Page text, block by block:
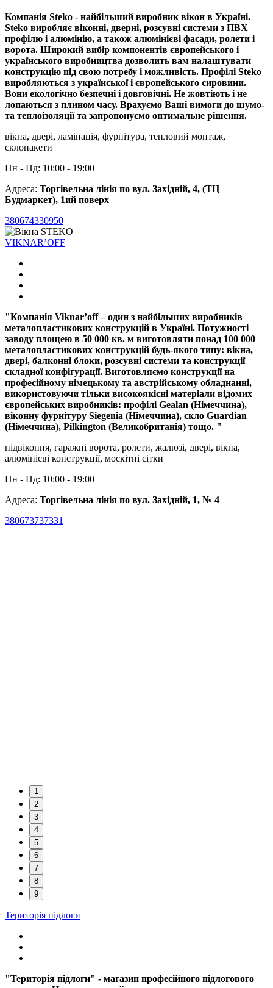
Компанія Steko - найбільший виробник вікон в Україні.
Steko виробляє віконні, дверні, розсувні системи з ПВХ
профілю і алюмінію, а також алюмінієві фасади, ролети і
ворота. Широкий вибір компонентів європейського і
українського виробництва дозволить вам налаштувати
конструкцію під свою потребу і можливість. Профілі Steko
виробляються з української і європейського сировини.
Вони екологічно безпечні і довговічні. Не жовтіють і не
лопаються з плином часу. Врахуємо Ваші вимоги до шумо-
та теплоізоляції та запропонуємо оптимальне рішення.
вікна, двері, ламінація, фурнітура, тепловий монтаж,
склопакети
Пн - Нд: 10:00 - 19:00
Адреса: Торгівельна лінія по вул. Західній, 4, (ТЦ
Будмаркет), 1ий поверх
380674330950
VIKNAR’OFF
"Компанія Viknar’off – один з найбільших виробників
металопластикових конструкцій в Україні. Потужності
заводу площею в 50 000 кв. м виготовляти понад 100 000
металопластикових конструкцій будь-якого типу: вікна,
двері, балконні блоки, розсувні системи та конструкції
складної конфігурації. Виготовляємо конструкції на
професійному німецькому та австрійському обладнанні,
використовуючи тільки високоякісні матеріали відомих
європейських виробників: профілі Gealan (Німеччина),
віконну фурнітуру Siegenia (Німеччина), скло Guardian
(Німеччина), Pilkington (Великобританія) тощо. "
підвіконня, гаражні ворота, ролети, жалюзі, двері, вікна,
алюмінієві конструкції, москітні сітки
Пн - Нд: 10:00 - 19:00
Адреса: Торгівельна лінія по вул. Західній, 1, № 4
380673737331
1
2
3
4
5
6
7
8
9
Територія підлоги
"Територія підлоги" - магазин професійного підлогового